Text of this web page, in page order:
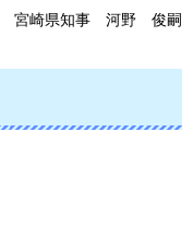
宮崎県知事 河野 俊嗣